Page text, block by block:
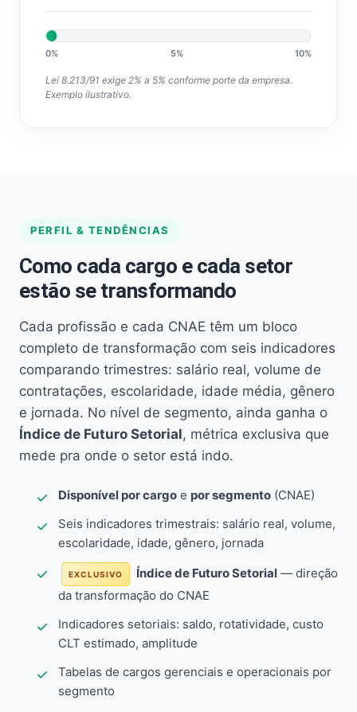
0% 5% 10%
Lei 8.213/91 exige 2% a 5% conforme porte da empresa.
Exemplo ilustrativo.
PERFIL & TENDÊNCIAS
Como cada cargo e cada setor
estão se transformando
Cada profissão e cada CNAE têm um bloco
completo de transformação com seis indicadores
comparando trimestres: salário real, volume de
contratações, escolaridade, idade média, gênero
e jornada. No nível de segmento, ainda ganha o
Índice de Futuro Setorial, métrica exclusiva que
mede pra onde o setor está indo.
Disponível por cargo e por segmento (CNAE)
Seis indicadores trimestrais: salário real, volume,
escolaridade, idade, gênero, jornada
EXCLUSIVO Índice de Futuro Setorial — direção
da transformação do CNAE
Indicadores setoriais: saldo, rotatividade, custo
CLT estimado, amplitude
Tabelas de cargos gerenciais e operacionais por
segmento